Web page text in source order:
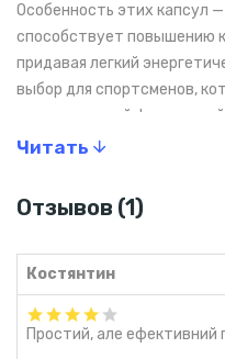
Особенность этих капсул
способствует повышению
придавая легкий
выбор для спортсменов,
вершин в своей
на тренировки, марафоны
благодаря
SaltStick Caps
единая капсула,
всех электролитов,
(натрий, калий,
Читать
Отзывов (1)
Костянтин
Простий, але ефективний